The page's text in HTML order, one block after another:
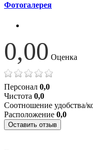
Фотогалерея
0,00 Оценка
Персонал 0,0
Чистота 0,0
Соотношение удобства/
Расположение 0,0
Оставить отзыв